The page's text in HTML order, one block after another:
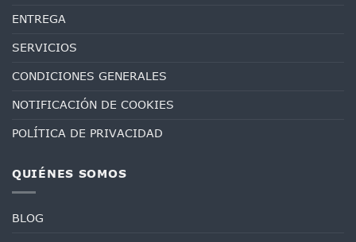
ENTREGA
SERVICIOS
CONDICIONES GENERALES
NOTIFICACIÓN DE COOKIES
POLÍTICA DE PRIVACIDAD
QUIÉNES SOMOS
BLOG